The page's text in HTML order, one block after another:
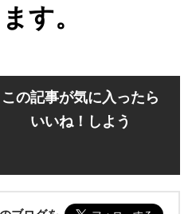
す。
この記事が気に入ったら
いいね！しよう